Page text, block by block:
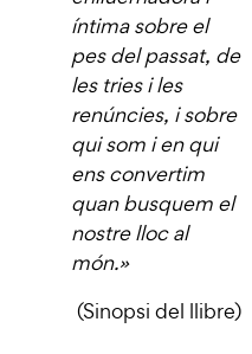
íntima sobre el
pes del passat, de
les tries i les
renúncies, i sobre
qui som i en qui
ens convertim
quan busquem el
nostre lloc al
món.»
(Sinopsi del llibre)